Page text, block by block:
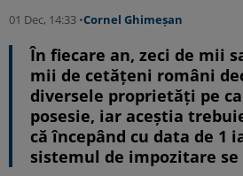
01 Dec, 14:33 •Cornel Ghimeșan
În fiecare an, zeci de mii
mii de cetățeni români
diversele proprietăți pe
posesie, iar aceștia
că începând cu data de 1
sistemul de impozitare se